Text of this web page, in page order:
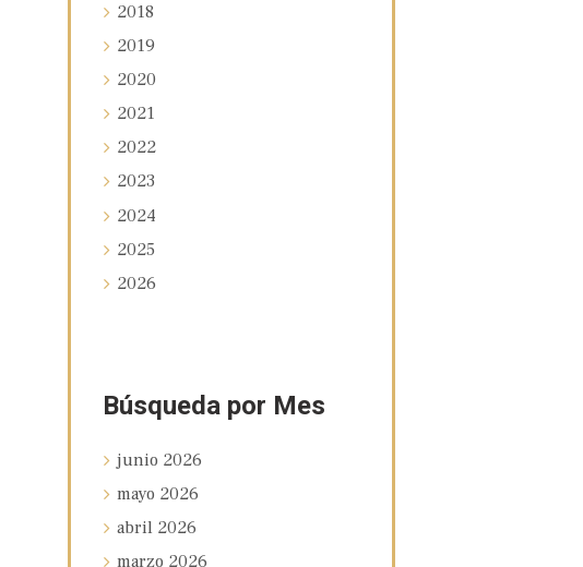
2018
2019
2020
2021
2022
2023
2024
2025
2026
Búsqueda por Mes
junio 2026
mayo 2026
abril 2026
marzo 2026